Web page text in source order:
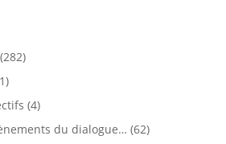
(4)
du dialogue… (62)